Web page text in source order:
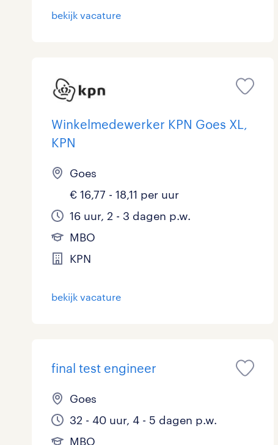
bekijk vacature
Winkelmedewerker KPN Goes XL,
KPN
Goes
€ 16,77 - 18,11 per uur
16 uur, 2 - 3 dagen p.w.
MBO
KPN
bekijk vacature
final test engineer
Goes
32 - 40 uur, 4 - 5 dagen p.w.
MBO